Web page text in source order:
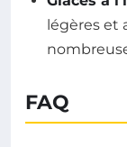
légères et
FAQ